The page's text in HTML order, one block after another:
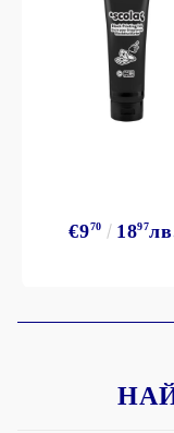
€970 1897